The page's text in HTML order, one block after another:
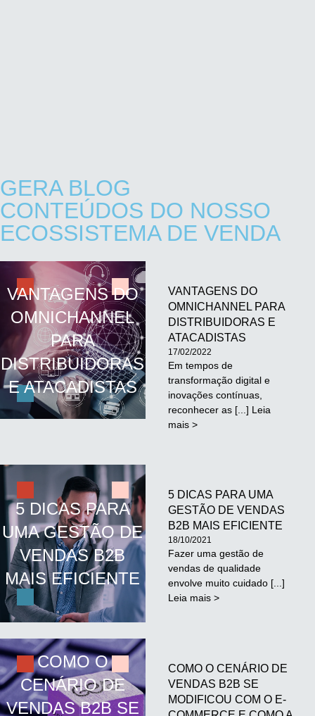
GERA BLOG
CONTEÚDOS DO NOSSO
ECOSSISTEMA DE VENDA
VANTAGENS DO
OMNICHANNEL
PARA
DISTRIBUIDORAS
E ATACADISTAS
VANTAGENS DO
OMNICHANNEL PARA
DISTRIBUIDORAS E
ATACADISTAS
17/02/2022
Em tempos de
transformação digital e
inovações contínuas,
reconhecer as [...] Leia
mais >
5 DICAS PARA
UMA GESTÃO DE
VENDAS B2B
MAIS EFICIENTE
5 DICAS PARA UMA
GESTÃO DE VENDAS
B2B MAIS EFICIENTE
18/10/2021
Fazer uma gestão de
vendas de qualidade
envolve muito cuidado [...]
Leia mais >
COMO O
CENÁRIO DE
VENDAS B2B SE
COMO O CENÁRIO DE
VENDAS B2B SE
MODIFICOU COM O E-